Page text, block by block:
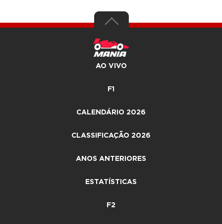
AO VIVO
F1
CALENDÁRIO 2026
CLASSIFICAÇÃO 2026
ANOS ANTERIORES
ESTATÍSTICAS
F2